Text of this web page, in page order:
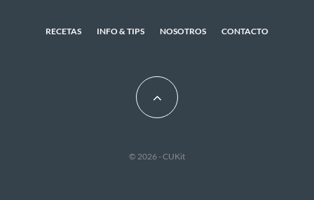
RECETAS INFO & TIPS NOSOTROS CONTACTO
© 2026 - CUKit